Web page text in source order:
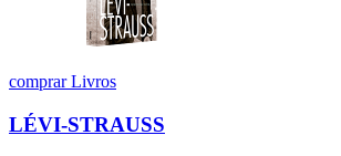
comprarLivros
LÉVI-STRAUSS